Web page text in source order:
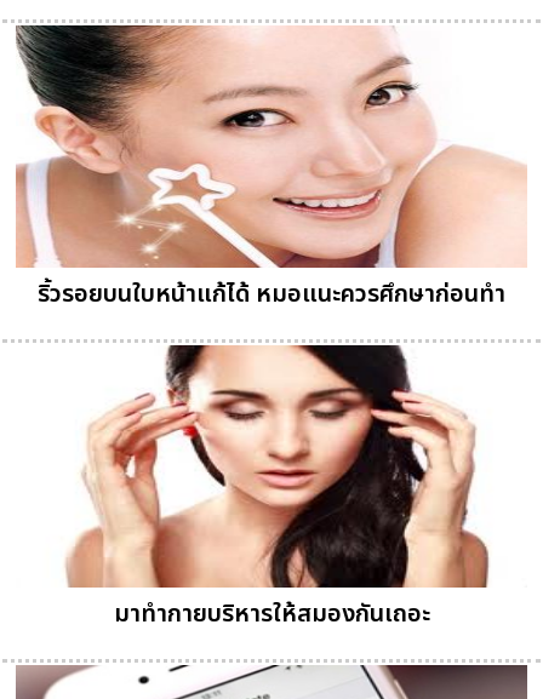
ริ้วรอยบนใบหน้าแก้ได้ หมอแนะควรศึกษาก่อนทำ
มาทำกายบริหารให้สมองกันเถอะ